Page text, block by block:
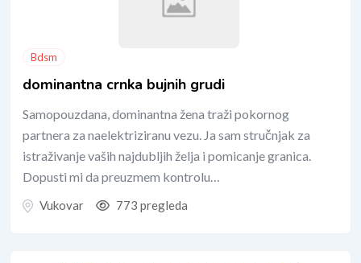
Bdsm
dominantna crnka bujnih grudi
Samopouzdana, dominantna žena traži pokornog
partnera za naelektriziranu vezu. Ja sam stručnjak za
istraživanje vaših najdubljih želja i pomicanje granica.
Dopusti mi da preuzmem kontrolu…
Vukovar 773 pregleda